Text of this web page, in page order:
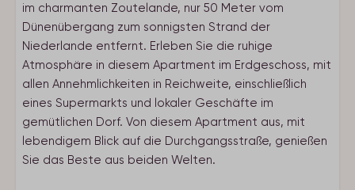
im charmanten Zoutelande, nur 50 Meter vom
Dünenübergang zum sonnigsten Strand der
Niederlande entfernt. Erleben Sie die ruhige
Atmosphäre in diesem Apartment im Erdgeschoss, mit
allen Annehmlichkeiten in Reichweite, einschließlich
eines Supermarkts und lokaler Geschäfte im
gemütlichen Dorf. Von diesem Apartment aus, mit
lebendigem Blick auf die Durchgangsstraße, genießen
Sie das Beste aus beiden Welten.